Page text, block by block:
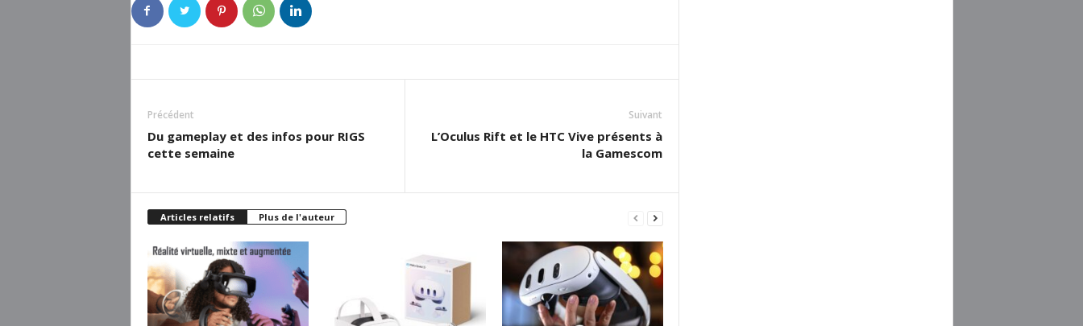
Précédent
Du gameplay et des infos pour RIGS
cette semaine
Suivant
L’Oculus Rift et le HTC Vive présents à
la Gamescom
Articles relatifs Plus de l'auteur